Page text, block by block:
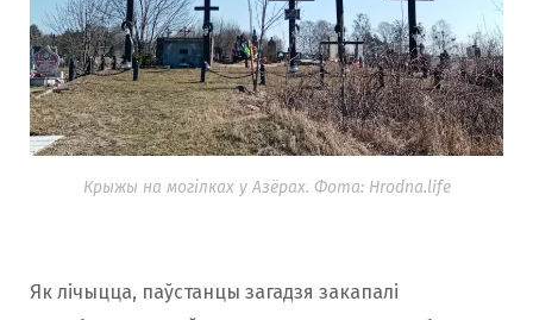
Крыжы на могілках у Азёрах. Фота: Hrodna.life
Як лічыцца, паўстанцы загадзя закапалі